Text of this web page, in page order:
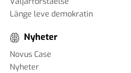
Länge leve demokratin
Nyheter
Novus Case
Nyheter